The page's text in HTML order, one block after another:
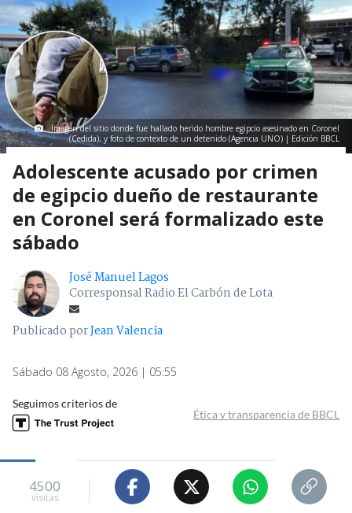
Imagen del sitio donde fue hallado herido hombre egipcio asesinado en Coronel
(Cedida); y foto de contexto de un detenido (Agencia UNO) | Edición BBCL
Adolescente acusado por crimen
de egipcio dueño de restaurante
en Coronel será formalizado este
sábado
José Manuel Lagos
Corresponsal Radio El Carbón de Lota
Publicado porJean Valencia
Sábado 08 Agosto, 2026 | 05:55
Seguimos criterios de
Ética y transparencia de BBCL
4500
visitas